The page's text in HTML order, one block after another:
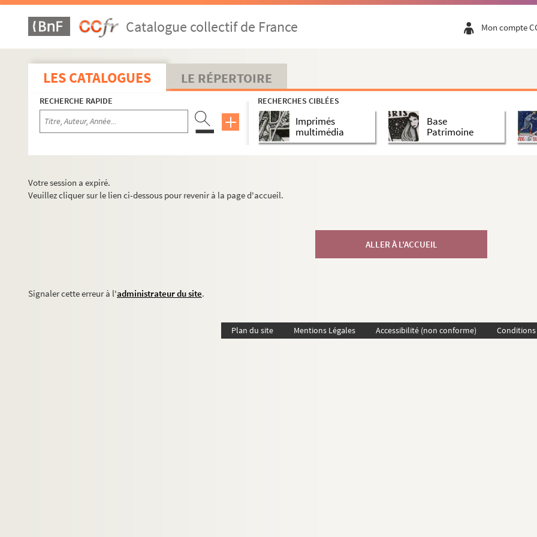
Catalogue collectif de France Mon compte
LES CATALOGUES LE RÉPERTOIRE
RECHERCHE RAPIDE RECHERCHES CIBLÉES
Imprimés
multimédia
Base
Patrimoine
Votre session a expiré.
Veuillez cliquer sur le lien ci-dessous pour revenir à la page d'accueil.
ALLER À L'ACCUEIL
Signaler cette erreur à l'administrateur du site.
Plan du site Mentions Légales Accessibilité (non conforme)